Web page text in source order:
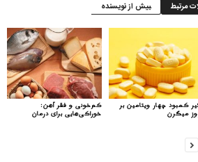
مرتبط بیش از نویسنده
کم‌خونی و فقر آهن:
خوراکی‌هایی برای درمان
کمبود چهار ویتامین بر
میگرن